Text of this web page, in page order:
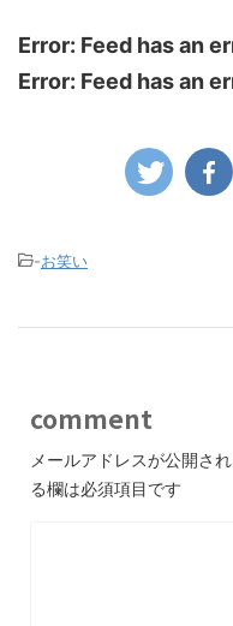
Error: Feed has an
Error: Feed has an
-お笑い
comment
メールアドレスが公開さ
る欄は必須項目です